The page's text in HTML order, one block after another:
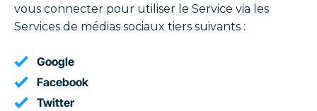
vous connecter pour utiliser le Service via les
Services de médias sociaux tiers suivants :
Google
Facebook
Twitter